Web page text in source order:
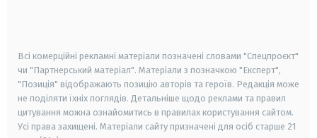
Всі комерційні рекламні матеріали позначені словами "Спецпроєкт"
чи "Партнерський матеріал". Матеріали з позначкою "Експерт",
"Позиція" відображають позицію авторів та героїв. Редакція може
не поділяти їхніх поглядів. Детальніше щодо реклами та правил
цитування можна ознайомитись в правилах користування сайтом.
Усі права захищені. Матеріали сайту призначені для осіб старше 21